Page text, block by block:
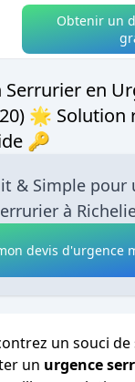
Obtenir un
en
🌟 Solution
🔑
& Simple pour
à
devis d'urgence
un souci
un urgence